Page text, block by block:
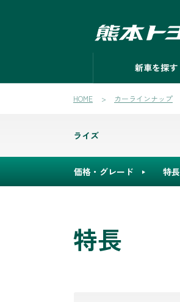
新車を探す
HOME カーラインナップ
ライズ
価格・グレード 特長
特長